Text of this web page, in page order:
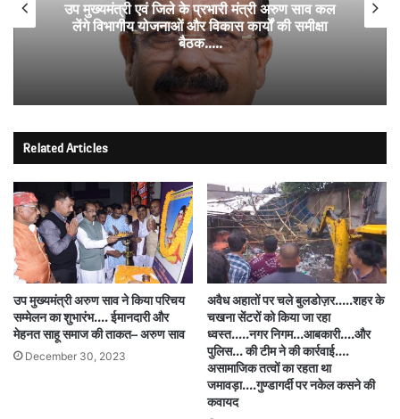
उप मुख्यमंत्री एवं जिले के प्रभारी मंत्री अरुण साव कल
लेंगे विभागीय योजनाओं और विकास कार्यों की समीक्षा
बैठक…..
Related Articles
उप मुख्यमंत्री अरुण साव ने किया परिचय
सम्मेलन का शुभारंभ…. ईमानदारी और
मेहनत साहू समाज की ताकत– अरुण साव
December 30, 2023
अवैध अहातों पर चले बुलडोज़र…..शहर के
चखना सेंटरों को किया जा रहा
ध्वस्त…..नगर निगम…आबकारी….और
पुलिस… की टीम ने की कार्रवाई….
असामाजिक तत्वों का रहता था
जमावड़ा….गुण्डागर्दी पर नकेल कसने की
कवायद